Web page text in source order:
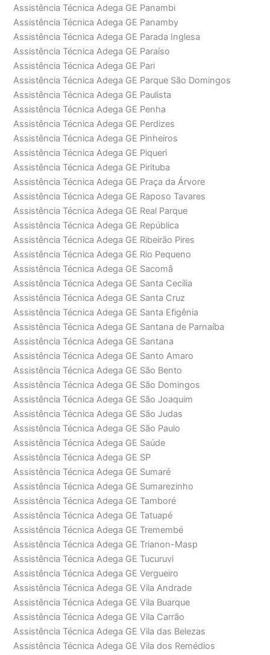
Assistência Técnica Adega GE Panambi
Assistência Técnica Adega GE Panamby
Assistência Técnica Adega GE Parada Inglesa
Assistência Técnica Adega GE Paraíso
Assistência Técnica Adega GE Pari
Assistência Técnica Adega GE Parque São Domingos
Assistência Técnica Adega GE Paulista
Assistência Técnica Adega GE Penha
Assistência Técnica Adega GE Perdizes
Assistência Técnica Adega GE Pinheiros
Assistência Técnica Adega GE Piqueri
Assistência Técnica Adega GE Pirituba
Assistência Técnica Adega GE Praça da Árvore
Assistência Técnica Adega GE Raposo Tavares
Assistência Técnica Adega GE Real Parque
Assistência Técnica Adega GE República
Assistência Técnica Adega GE Ribeirão Pires
Assistência Técnica Adega GE Rio Pequeno
Assistência Técnica Adega GE Sacomã
Assistência Técnica Adega GE Santa Cecília
Assistência Técnica Adega GE Santa Cruz
Assistência Técnica Adega GE Santa Efigênia
Assistência Técnica Adega GE Santana de Parnaíba
Assistência Técnica Adega GE Santana
Assistência Técnica Adega GE Santo Amaro
Assistência Técnica Adega GE São Bento
Assistência Técnica Adega GE São Domingos
Assistência Técnica Adega GE São Joaquim
Assistência Técnica Adega GE São Judas
Assistência Técnica Adega GE São Paulo
Assistência Técnica Adega GE Saúde
Assistência Técnica Adega GE SP
Assistência Técnica Adega GE Sumaré
Assistência Técnica Adega GE Sumarezinho
Assistência Técnica Adega GE Tamboré
Assistência Técnica Adega GE Tatuapé
Assistência Técnica Adega GE Tremembé
Assistência Técnica Adega GE Trianon-Masp
Assistência Técnica Adega GE Tucuruvi
Assistência Técnica Adega GE Vergueiro
Assistência Técnica Adega GE Vila Andrade
Assistência Técnica Adega GE Vila Buarque
Assistência Técnica Adega GE Vila Carrão
Assistência Técnica Adega GE Vila das Belezas
Assistência Técnica Adega GE Vila dos Remédios